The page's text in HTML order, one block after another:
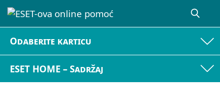
Odaberite karticu
ESET HOME – Sadržaj